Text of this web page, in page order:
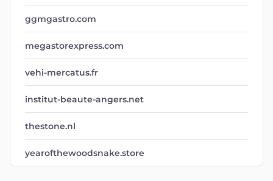
ggmgastro.com
megastorexpress.com
vehi-mercatus.fr
institut-beaute-angers.net
thestone.nl
yearofthewoodsnake.store